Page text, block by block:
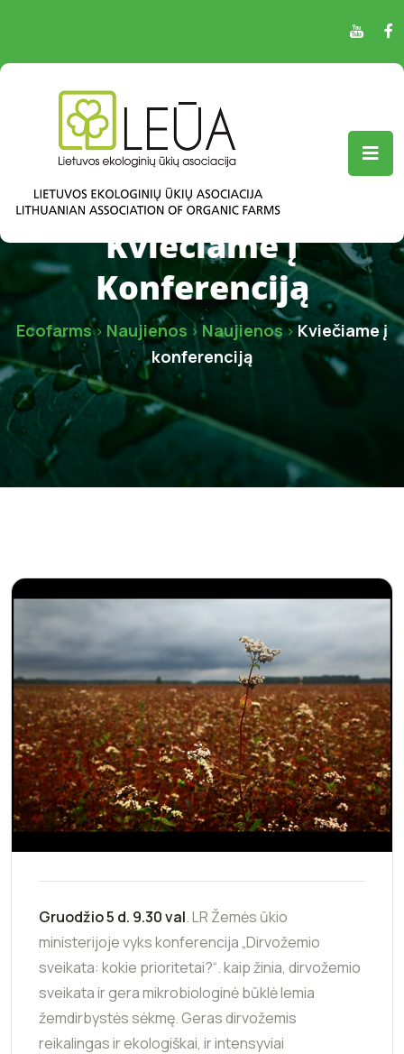
Kviečiame Į
Konferenciją
Ecofarms> Naujienos > Naujienos> Kviečiame į
konferenciją
Gruodžio 5 d. 9.30 val. LR Žemės ūkio
ministerijoje vyks konferencija „Dirvožemio
sveikata: kokie prioritetai?“. kaip žinia, dirvožemio
sveikata ir gera mikrobiologinė būklė lemia
žemdirbystės sėkmę. Geras dirvožemis
reikalingas ir ekologiškai, ir intensyviai